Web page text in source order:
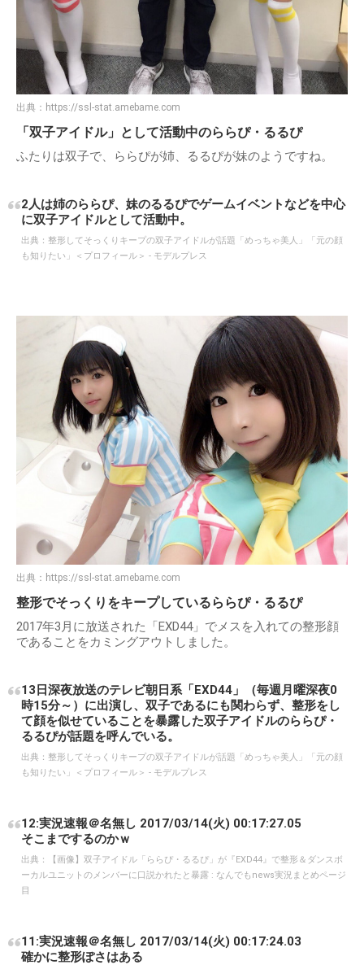
出典： https://ssl-stat.amebame.com
「双子アイドル」として活動中のららぴ・るるぴ
ふたりは双子で、ららぴが姉、るるぴが妹のようですね。
2人は姉のららぴ、妹のるるぴでゲームイベントなどを中心
に双子アイドルとして活動中。
出典： 整形してそっくりキープの双子アイドルが話題「めっちゃ美人」「元の顔
も知りたい」＜プロフィール＞ - モデルプレス
出典： https://ssl-stat.amebame.com
整形でそっくりをキープしているららぴ・るるぴ
2017年3月に放送された「EXD44」でメスを入れての整形顔
であることをカミングアウトしました。
13日深夜放送のテレビ朝日系「EXD44」（毎週月曜深夜0
時15分～）に出演し、双子であるにも関わらず、整形をし
て顔を似せていることを暴露した双子アイドルのららぴ・
るるぴが話題を呼んでいる。
出典： 整形してそっくりキープの双子アイドルが話題「めっちゃ美人」「元の顔
も知りたい」＜プロフィール＞ - モデルプレス
12:実況速報＠名無し 2017/03/14(火) 00:17:27.05
そこまでするのかｗ
出典：
【画像】双子アイドル「ららぴ・るるぴ」が『EXD44』で整形＆ダンスボ
ーカルユニットのメンバーに口説かれたと暴露 : なんでもnews実況まとめページ
目
11:実況速報＠名無し 2017/03/14(火) 00:17:24.03
確かに整形ぽさはある